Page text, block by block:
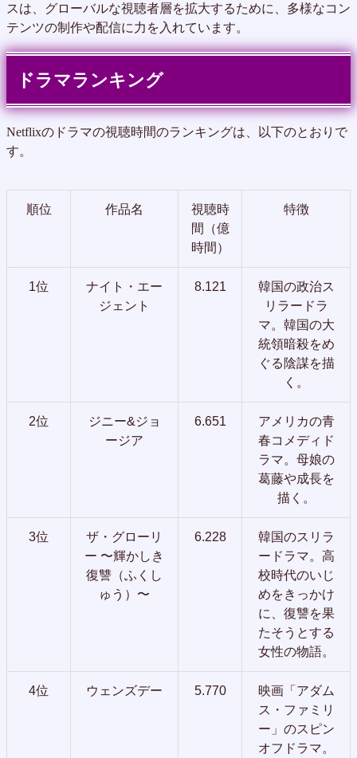
スは、グローバルな視聴者層を拡大するために、多様なコン
テンツの制作や配信に力を入れています。
ドラマランキング
Netflixのドラマの視聴時間のランキングは、以下のとおりで
す。
順位 作品名
視聴時
間（億
時間）
特徴
1位
ナイト・エー
ジェント
8.121
韓国の政治ス
リラードラ
マ。韓国の大
統領暗殺をめ
ぐる陰謀を描
く。
2位
ジニー&ジョ
ージア
6.651
アメリカの青
春コメディド
ラマ。母娘の
葛藤や成長を
描く。
3位
ザ・グローリ
ー 〜輝かしき
復讐（ふくし
ゅう）〜
6.228
韓国のスリラ
ードラマ。高
校時代のいじ
めをきっかけ
に、復讐を果
たそうとする
女性の物語。
4位 ウェンズデー 5.770
映画「アダム
ス・ファミリ
ー」のスピン
オフドラマ。